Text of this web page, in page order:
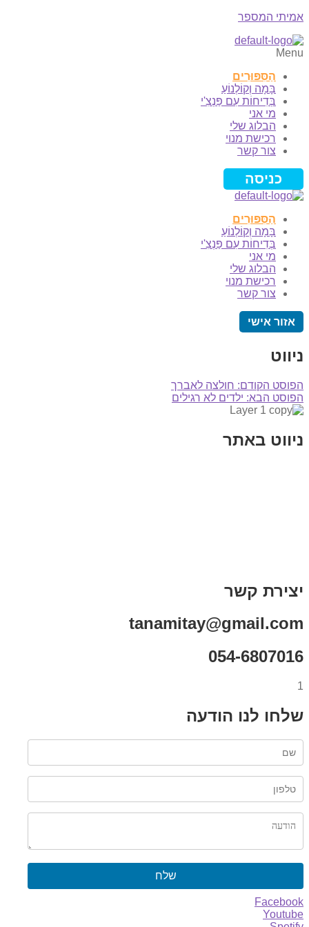
אמיתי המספר
Menu
הַסִּפּוּרִים
בָּמָה וְקוֹלְנוֹעַ
בְּדִיחוֹת עִם פַּנְצִ'י
מי אני
הבלוג שלי
רכישת מנוי
צור קשר
כניסה
הַסִּפּוּרִים
בָּמָה וְקוֹלְנוֹעַ
בְּדִיחוֹת עִם פַּנְצִ'י
מי אני
הבלוג שלי
רכישת מנוי
צור קשר
אזור אישי
ניווט
הפוסט הקודם: חולצה לאברך
הפוסט הבא: ילדים לא רגילים
ניווט באתר
יצירת קשר
tanamitay@gmail.com
054-6807016
1
שלחו לנו הודעה
שלח
Facebook
Youtube